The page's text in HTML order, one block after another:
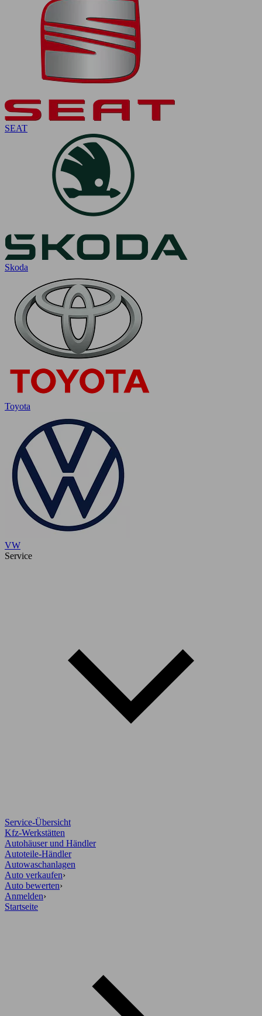
SEAT
Skoda
Toyota
VW
Service
Service-Übersicht
Kfz-Werkstätten
Autohäuser und Händler
Autoteile-Händler
Autowaschanlagen
Auto verkaufen›
Auto bewerten›
Anmelden›
Startseite